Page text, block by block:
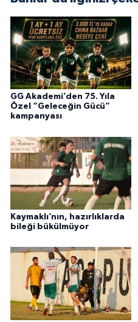
GG Akademi’den 75. Yıla
Özel “Geleceğin Gücü”
kampanyası
Kaymaklı’nın, hazırlıklarda
bileği bükülmüyor